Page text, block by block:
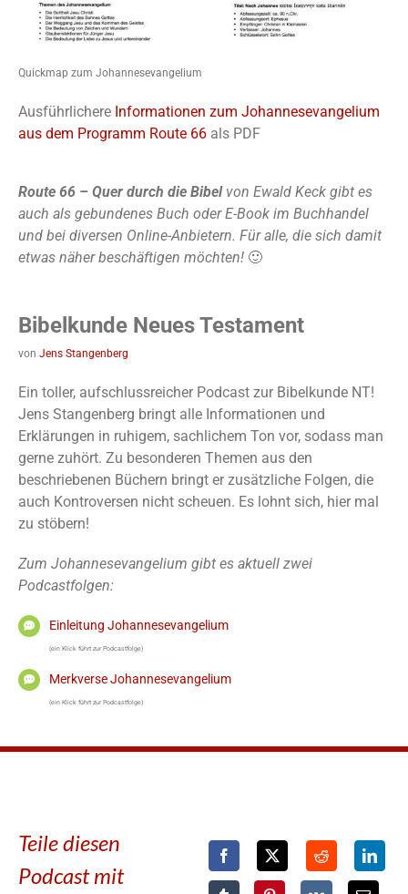
Quickmap zum Johannesevangelium
Ausführlichere Informationen zum Johannesevangelium
aus dem Programm Route 66 als PDF
Route 66 – Quer durch die Bibel von Ewald Keck gibt es
auch als gebundenes Buch oder E-Book im Buchhandel
und bei diversen Online-Anbietern. Für alle, die sich damit
etwas näher beschäftigen möchten! 🙂
Bibelkunde Neues Testament
von Jens Stangenberg
Ein toller, aufschlussreicher Podcast zur Bibelkunde NT!
Jens Stangenberg bringt alle Informationen und
Erklärungen in ruhigem, sachlichem Ton vor, sodass man
gerne zuhört. Zu besonderen Themen aus den
beschriebenen Büchern bringt er zusätzliche Folgen, die
auch Kontroversen nicht scheuen. Es lohnt sich, hier mal
zu stöbern!
Zum Johannesevangelium gibt es aktuell zwei
Podcastfolgen:
Einleitung Johannesevangelium
(ein Klick führt zur Podcastfolge)
Merkverse Johannesevangelium
(ein Klick führt zur Podcastfolge)
Teile diesen
Podcast mit